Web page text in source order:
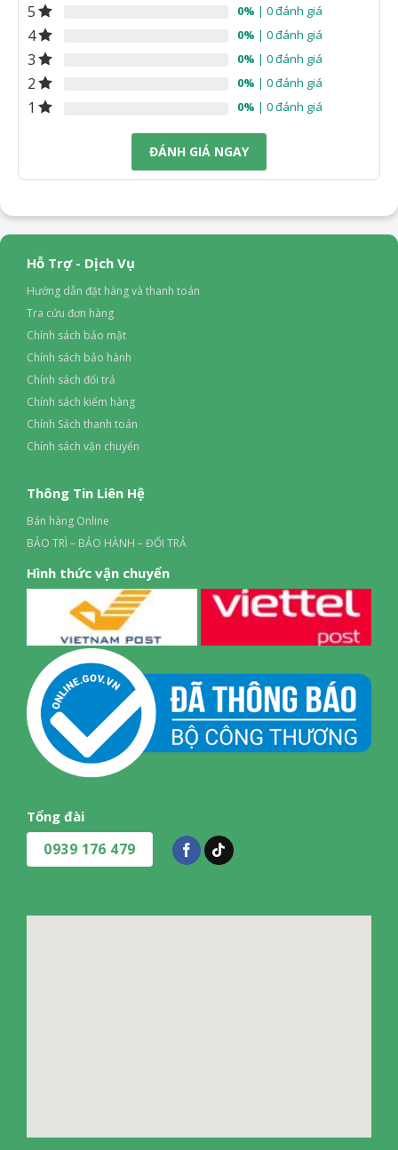
5 0% | 0 đánh giá
4 0% | 0 đánh giá
3 0% | 0 đánh giá
2 0% | 0 đánh giá
1 0% | 0 đánh giá
ĐÁNH GIÁ NGAY
Hỗ Trợ - Dịch Vụ
Hướng dẫn đặt hàng và thanh toán
Tra cứu đơn hàng
Chính sách bảo mật
Chính sách bảo hành
Chính sách đổi trả
Chính sách kiểm hàng
Chính Sách thanh toán
Chính sách vận chuyển
Thông Tin Liên Hệ
Bán hàng Online
BẢO TRÌ – BẢO HÀNH – ĐỔI TRẢ
Hình thức vận chuyển
Tổng đài
0939 176 479